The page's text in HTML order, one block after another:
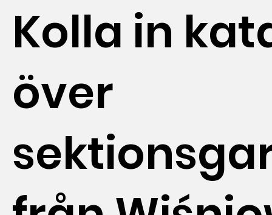
Kolla in
över